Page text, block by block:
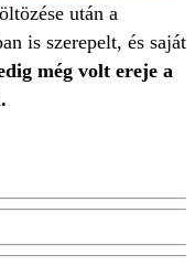
után a
is szerepelt, és saját
még volt ereje a